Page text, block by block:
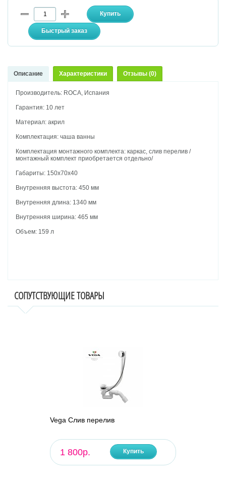
Описание Характеристики Отзывы (0)
Производитель: ROCA, Испания
Гарантия: 10 лет
Материал: акрил
Комплектация: чаша ванны
Комплектация монтажного комплекта: каркас, слив перелив /
монтажный комплект приобретается отдельно/
Габариты: 150х70х40
Внутренняя выстота: 450 мм
Внутренняя длина: 1340 мм
Внутренняя ширина: 465 мм
Объем: 159 л
СОПУТСТВУЮЩИЕ ТОВАРЫ
Vega Слив перелив
1 800р. Купить